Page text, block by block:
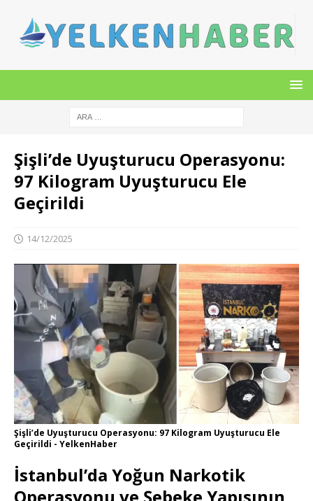
Şişli’de Uyuşturucu Operasyonu:
97 Kilogram Uyuşturucu Ele
Geçirildi
14/12/2025
Şişli’de Uyuşturucu Operasyonu: 97 Kilogram Uyuşturucu Ele
Geçirildi - YelkenHaber
İstanbul’da Yoğun Narkotik